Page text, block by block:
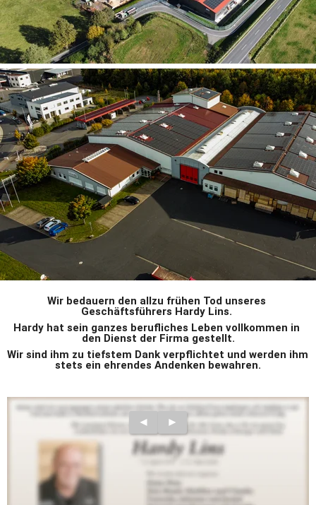
Wir bedauern den allzu frühen Tod unseres
Geschäftsführers Hardy Lins.
Hardy hat sein ganzes berufliches Leben vollkommen in
den Dienst der Firma gestellt.
Wir sind ihm zu tiefstem Dank verpflichtet und werden ihm
stets ein ehrendes Andenken bewahren.
◄ ►